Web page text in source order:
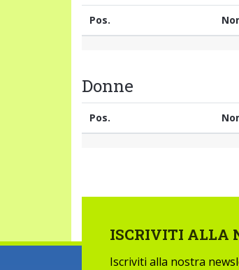
Pos.
Donne
Pos.
ISCRIVITI ALLA
Iscriviti alla nostra